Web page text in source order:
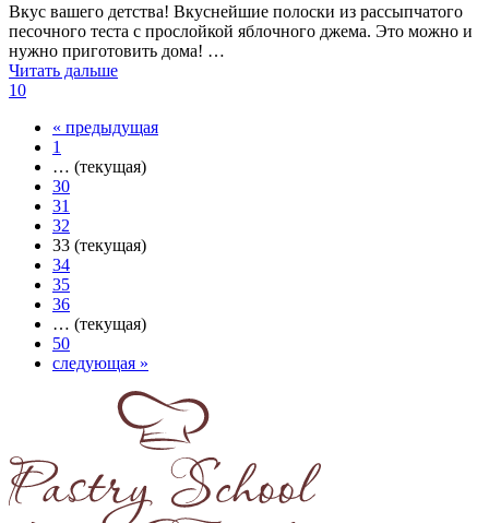
Вкус вашего детства! Вкуснейшие полоски из рассыпчатого
песочного теста с прослойкой яблочного джема. Это можно и
нужно приготовить дома! …
Читать дальше
10
« предыдущая
1
… (текущая)
30
31
32
33 (текущая)
34
35
36
… (текущая)
50
следующая »